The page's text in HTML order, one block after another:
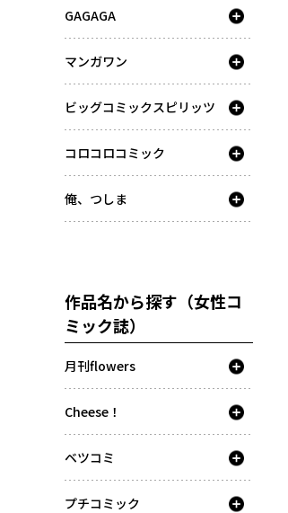
GAGAGA
マンガワン
ビッグコミックスピリッツ
コロコロコミック
俺、つしま
作品名から探す（女性コ
ミック誌）
月刊flowers
Cheese！
ベツコミ
プチコミック